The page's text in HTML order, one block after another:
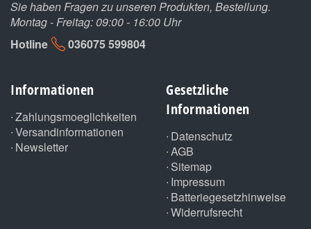
Sie haben Fragen zu unseren Produkten, Bestellung.
Montag - Freitag: 09:00 - 16:00 Uhr
Hotline
036075 599804
Informationen
Zahlungsmoeglichkeiten
Versandinformationen
Newsletter
Gesetzliche
Informationen
Datenschutz
AGB
Sitemap
Impressum
Batteriegesetzhinweise
Widerrufsrecht